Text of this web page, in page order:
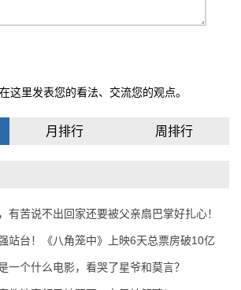
这里发表您的看法、交流您的观点。
月排行 周排行
有苦说不出回家还要被父亲扇巴掌好扎心！
站台！《八角笼中》上映6天总票房破10亿
一个什么电影，看哭了星爷和莫言？